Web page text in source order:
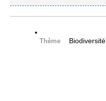
Thème Biodiversité